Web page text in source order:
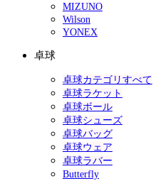
MIZUNO
Wilson
YONEX
卓球
卓球カテゴリすべて
卓球ラケット
卓球ボール
卓球シューズ
卓球バッグ
卓球ウェア
卓球ラバー
Butterfly